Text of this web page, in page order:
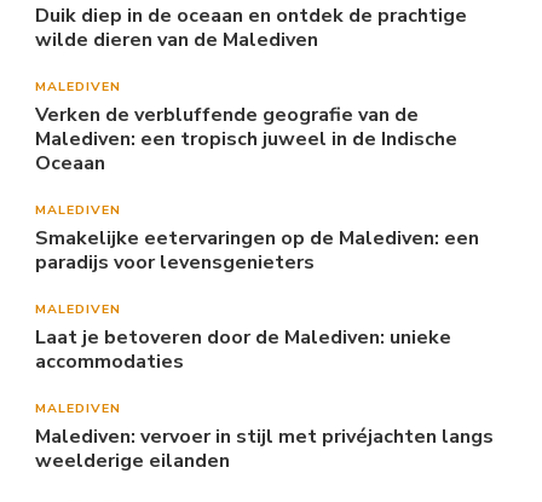
Duik diep in de oceaan en ontdek de prachtige
wilde dieren van de Malediven
MALEDIVEN
Verken de verbluffende geografie van de
Malediven: een tropisch juweel in de Indische
Oceaan
MALEDIVEN
Smakelijke eetervaringen op de Malediven: een
paradijs voor levensgenieters
MALEDIVEN
Laat je betoveren door de Malediven: unieke
accommodaties
MALEDIVEN
Malediven: vervoer in stijl met privéjachten langs
weelderige eilanden